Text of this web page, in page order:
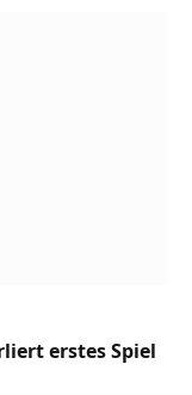
erstes Spiel